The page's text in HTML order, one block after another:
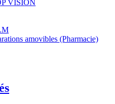
VISION
amovibles (Pharmacie)